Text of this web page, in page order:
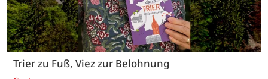
Trier zu Fuß, Viez zur Belohnung